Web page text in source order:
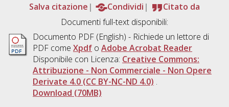
Salva citazione
Condividi
Citato da
Documenti full-text disponibili:
Documento PDF(English) - Richiede un lettore di
PDF come Xpdfo Adobe Acrobat Reader
Disponibile con Licenza: Creative Commons:
Attribuzione - Non Commerciale - Non Opere
Derivate 4.0 (CC BY-NC-ND 4.0) .
Download (70MB)